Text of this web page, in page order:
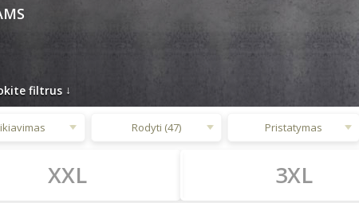
filtrus ↓
Rodyti (47) Pristatymas
XXL 3XL